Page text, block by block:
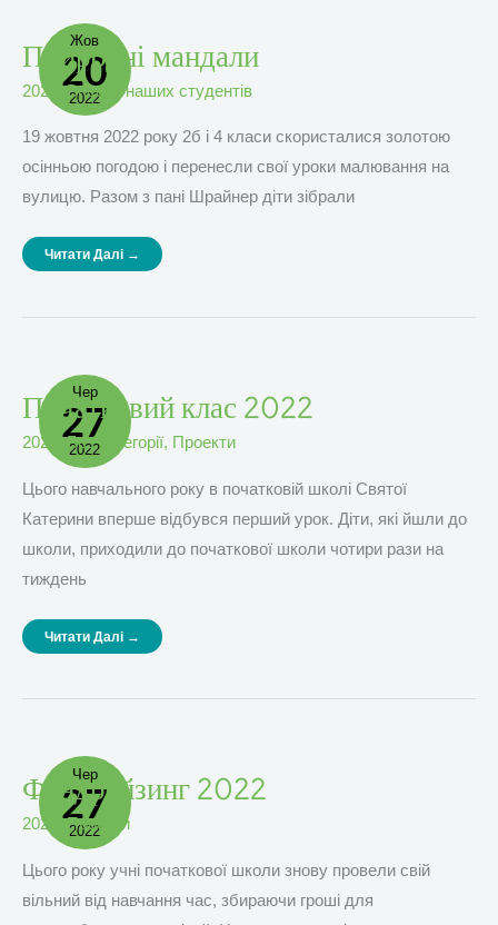
Жов
20
2022
Природні мандали
2022 ,Внесок наших студентів
19 жовтня 2022 року 2б і 4 класи скористалися золотою
осінньою погодою і перенесли свої уроки малювання на
вулицю. Разом з пані Шрайнер діти зібрали
Природні
Мандали
Читати Далі →
Чер
27
2022
Початковий клас 2022
2022 ,Без категорії, Проекти
Цього навчального року в початковій школі Святої
Катерини вперше відбувся перший урок. Діти, які йшли до
школи, приходили до початкової школи чотири рази на
тиждень
Початковий
Клас
2022
Читати Далі →
Чер
27
2022
Фандрейзинг 2022
2022 ,Проекти
Цього року учні початкової школи знову провели свій
вільний від навчання час, збираючи гроші для
Фандрейзинг
2022